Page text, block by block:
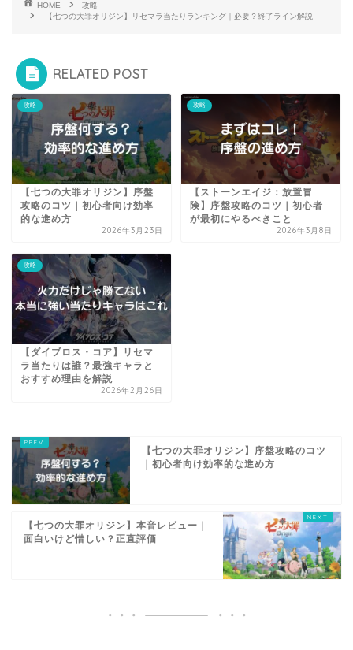
HOME
攻略
【七つの大罪オリジン】リセマラ当たりランキング｜必要？終了ライン解説
RELATED POST
攻略
【七つの大罪オリジン】序盤
攻略のコツ｜初心者向け効率
的な進め方
2026年3月23日
攻略
【ストーンエイジ：放置冒
険】序盤攻略のコツ｜初心者
が最初にやるべきこと
2026年3月8日
攻略
【ダイブロス・コア】リセマ
ラ当たりは誰？最強キャラと
おすすめ理由を解説
2026年2月26日
【七つの大罪オリジン】序盤攻略のコツ
｜初心者向け効率的な進め方
【七つの大罪オリジン】本音レビュー｜
面白いけど惜しい？正直評価